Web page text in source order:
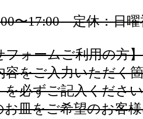
〜17:00 定休：日
フォームご利用の方】
容をご入力いただく
を必ずご記入くださ
皿をご希望のお客